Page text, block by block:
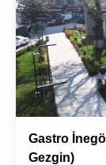
Gastro
Gezgin)